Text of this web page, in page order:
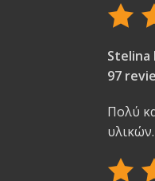
Stelina
97
Πολύ
υλικών.